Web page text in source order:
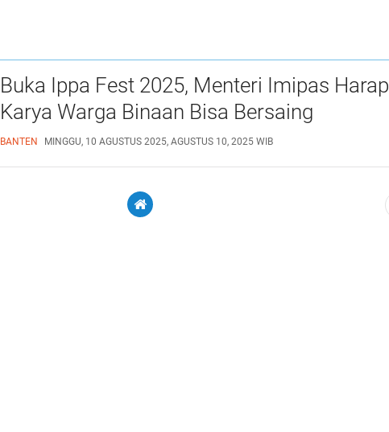
Buka Ippa Fest 2025, Menteri Imipas Harap
Karya Warga Binaan Bisa Bersaing
BANTEN MINGGU, 10 AGUSTUS 2025, AGUSTUS 10, 2025 WIB